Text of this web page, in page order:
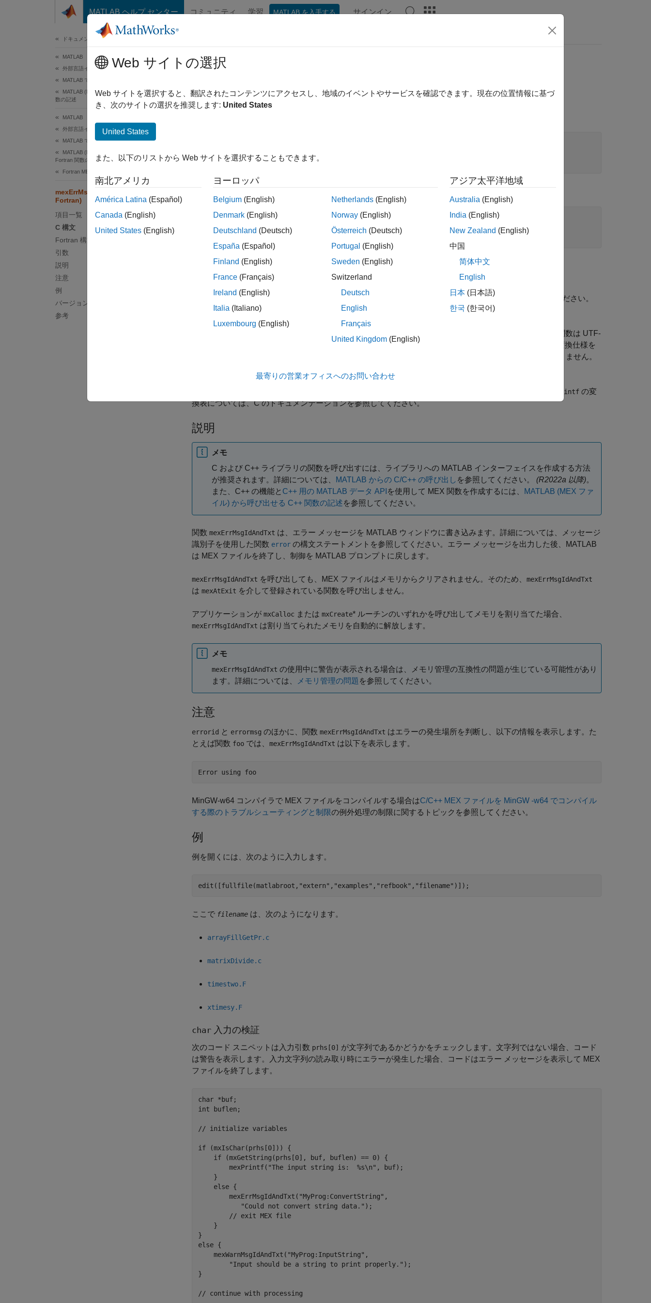
コンテンツへスキップ
MATLAB ヘルプ センター コミュニティ 学習 MATLAB を入手する サインイン
ドキュメンテーションのホーム
MATLAB
外部言語インターフェイス
MATLAB での C
MATLAB (MEX ファイル) から呼び出せる C 関
数の記述
MATLAB
外部言語インターフェイス
MATLAB での Fortran
MATLAB (MEX ファイル) から呼び出せる
Fortran 関数の記述
Fortran MEX API
mexErrMsgIdAndTxt (C および
Fortran)
項目一覧
C 構文
Fortran 構文
引数
説明
注意
例
バージョン履歴
参考
mexErrMsgIdAndTxt (C および Fortran)
識別子と共にエラー メッセージを表示し、MATLABプロンプトに戻る
void mexErrMsgIdAndTxt(const char *errorid,
  const char *errormsg, ...);
#include "fintrf.h"
subroutine mexErrMsgIdAndTxt(errorid, errormsg)
character*(*) errorid, errormsg
引数
® メッセージ識別子を含む文字列。識別子の作成方法の詳細については、 MException を参照してください。
errormsg
として指定します。C において、この関数は UTF-
8 またはローカル コード ページ (LCP) のエンコードをサポートし、
で使用される変換仕様を
文字列に含めることができます。メッセージ テキストと変換引数の両方のエンコードは同じでなければなりません。
printf の変
換表については、C のドキュメンテーションを参照してください。
説明
メモ
C および C++ ライブラリの関数を呼び出すには、ライブラリへの MATLAB インターフェイスを作成する方法
が推奨されます。詳細については、
MATLAB からの C/C++ の呼び出し を参照してください。 (R2022a 以降)。
また、C++ の機能と C++ 用の MATLAB データ API を使用して MEX 関数を作成するには、
MATLAB (MEX ファ
イル) から呼び出せる C++ 関数の記述を参照してください。
関数 mexErrMsgIdAndTxt は、エラー メッセージを MATLAB ウィンドウに書き込みます。詳細については、メッセージ
識別子を使用した関数 error の構文ステートメントを参照してください。エラー メッセージを出力した後、MATLAB
は MEX ファイルを終了し、制御を MATLAB プロンプトに戻します。
mexErrMsgIdAndTxt を呼び出しても、MEX ファイルはメモリからクリアされません。そのため、 mexErrMsgIdAndTxt
は mexAtExit を介して登録されている関数を呼び出しません。
アプリケーションが mxCalloc または mxCreate* ルーチンのいずれかを呼び出してメモリを割り当てた場合、
mexErrMsgIdAndTxt は割り当てられたメモリを自動的に解放します。
メモ
mexErrMsgIdAndTxt の使用中に警告が表示される場合は、メモリ管理の互換性の問題が生じている可能性があり
ます。詳細については、
メモリ管理の問題 を参照してください。
注意
errorid と errormsg のほかに、関数 mexErrMsgIdAndTxt はエラーの発生場所を判断し、以下の情報を表示します。た
とえば関数 foo では、 mexErrMsgIdAndTxt は以下を表示します。
MinGW-w64 コンパイラで MEX ファイルをコンパイルする場合はC/C++ MEX ファイルを MinGW -w64 でコンパイル
する際のトラブルシューティングと制限の例外処理の制限に関するトピックを参照してください。
例
例を開くには、次のように入力します。
edit([fullfile(matlabroot, "extern" , "examples" , "refbook" , "filename" )]);
ここで filename は、次のようになります。
arrayFillGetPr.c
matrixDivide.c
timestwo.F
xtimesy.F
char 入力の検証
次のコード スニペットは入力引数 prhs[0] が文字列であるかどうかをチェックします。文字列ではない場合、コード
は警告を表示します。入力文字列の読み取り時にエラーが発生した場合、コードはエラー メッセージを表示して MEX
ファイルを終了します。
char *buf;
int buflen;
// initialize variables
if (mxIsChar(prhs[0])) {
    if (mxGetString(prhs[0], buf, buflen) == 0) {
        mexPrintf("The input string is:  %s\n", buf);
    }
    else {
        mexErrMsgIdAndTxt("MyProg:ConvertString",
           "Could not convert string data.");
        // exit MEX file
    }
}
else {
    mexWarnMsgIdAndTxt("MyProg:InputString",
        "Input should be a string to print properly.");
}
// continue with processing
Web サイトの選択
Web サイトを選択すると、翻訳されたコンテンツにアクセスし、地域のイベントやサービスを確認できます。現在の位置情報に基づ
き、次のサイトの選択を推奨します: United States
United States
また、以下のリストから Web サイトを選択することもできます。
南北アメリカ
América Latina (Español)
Canada (English)
United States (English)
ヨーロッパ
Belgium (English)
Denmark (English)
Deutschland (Deutsch)
España (Español)
Finland (English)
France (Français)
Ireland (English)
Italia (Italiano)
Luxembourg (English)
Netherlands (English)
Norway (English)
Österreich (Deutsch)
Portugal (English)
Sweden (English)
Switzerland
Deutsch
English
Français
United Kingdom (English)
アジア太平洋地域
Australia (English)
India (English)
New Zealand (English)
中国
简体中文
English
日本 (日本語)
한국 (한국어)
最寄りの営業オフィスへのお問い合わせ